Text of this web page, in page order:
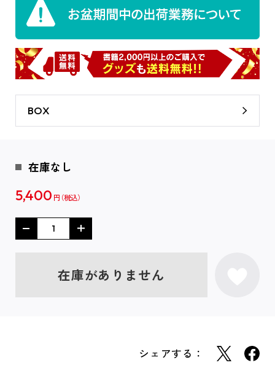
BOX
在庫なし
5,400 円
在庫がありません
シェアする：